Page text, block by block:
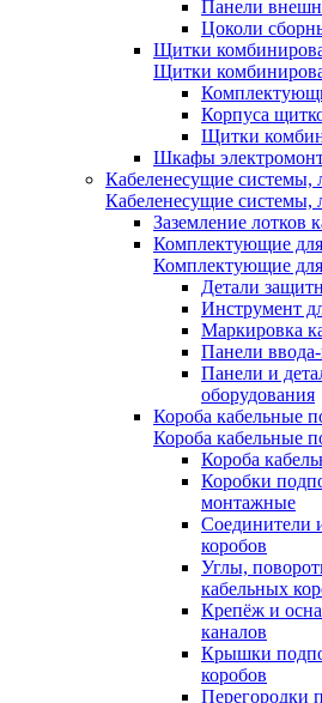
Панели
Цоколи
Щитки
Щитки
Корпуса
Щитки
Шкафы
Кабеленесущие системы,
Кабеленесущие системы,
Заземление лотков
Комплектующие
Комплектующие
Детали
Инструмент
Маркировка
Панели
Панели и
оборудования
Короба кабельные
Короба кабельные
Короба
Коробки
монтажные
Соединители
коробов
Углы,
кабельных
Крепёж и
каналов
Крышки
коробов
Перегородки